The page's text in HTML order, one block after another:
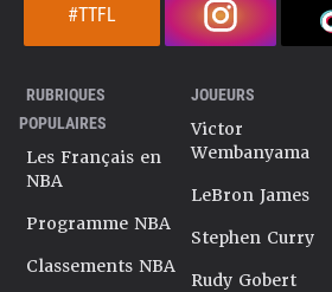
#TTFL
RUBRIQUES
POPULAIRES
Les Français en
NBA
Programme NBA
Classements NBA
JOUEURS
Victor
Wembanyama
LeBron James
Stephen Curry
Rudy Gobert